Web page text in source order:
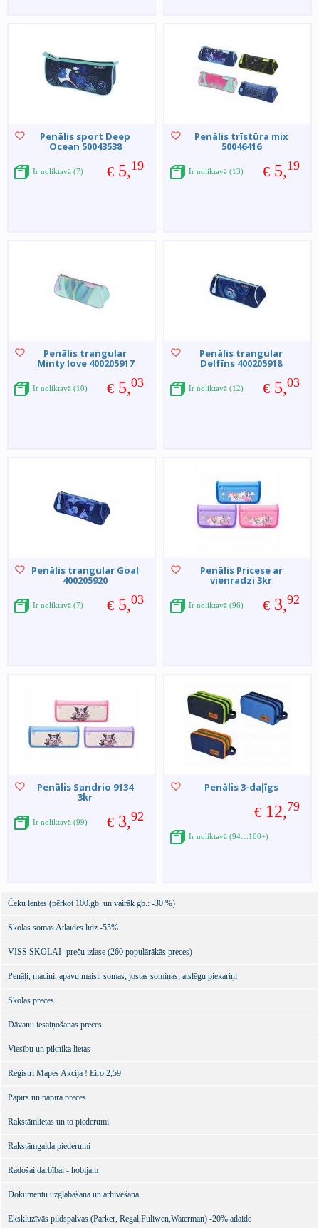
Penālis sport Deep
Ocean 50043538
€ 5,19
Ir noliktavā (7)
Penālis trīstūra mix
50046416
€ 5,19
Ir noliktavā (13)
Penālis trangular
Minty love 400205917
€ 5,03
Ir noliktavā (10)
Penālis trangular
Delfīns 400205918
€ 5,03
Ir noliktavā (12)
Penālis trangular Goal
400205920
€ 5,03
Ir noliktavā (7)
Penālis Pricese ar
vienradzi 3kr
€ 3,92
Ir noliktavā (96)
Penālis Sandrio 9134
3kr
€ 3,92
Ir noliktavā (99)
Penālis 3-daļīgs
€ 12,79
Ir noliktavā (94…100+)
Čeku lentes (pērkot 100.gb. un vairāk gb.: -30 %)
Skolas somas Atlaides līdz -55%
VISS SKOLAI -preču izlase (260 populārākās preces)
Penāļi, maciņi, apavu maisi, somas, jostas somiņas, atslēgu piekariņi
Skolas preces
Dāvanu iesaiņošanas preces
Viesību un piknika lietas
Reģistri Mapes Akcija ! Eiro 2,59
Papīrs un papīra preces
Rakstāmlietas un to piederumi
Rakstāmgalda piederumi
Radošai darbībai - hobijam
Dokumentu uzglabāšana un arhivēšana
Ekskluzīvās pildspalvas (Parker, Regal,Fuliwen,Waterman) -20% atlaide